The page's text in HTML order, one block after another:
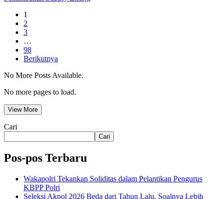
1
2
3
…
98
Berikutnya
No More Posts Available.
No more pages to load.
View More
Cari
Cari
Pos-pos Terbaru
Wakapolri Tekankan Soliditas dalam Pelantikan Pengurus
KBPP Polri
Seleksi Akpol 2026 Beda dari Tahun Lalu, Soalnya Lebih